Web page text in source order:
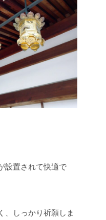
設置されて快適で
、しっかり祈願しま